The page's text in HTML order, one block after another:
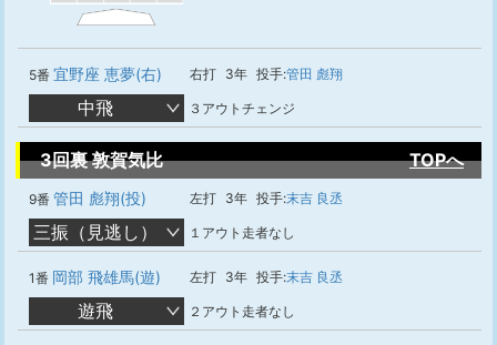
5番 宜野座 恵夢(右) 右打 3年 投手:管田 彪翔
中飛 ３アウトチェンジ
3回裏 敦賀気比 TOPへ
9番 管田 彪翔(投) 左打 3年 投手:末吉 良丞
三振（見逃し） １アウト走者なし
1番 岡部 飛雄馬(遊) 左打 3年 投手:末吉 良丞
遊飛 ２アウト走者なし